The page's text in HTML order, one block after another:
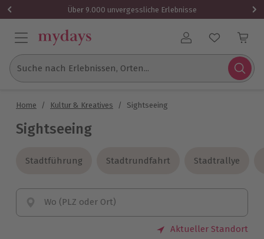
Über 9.000 unvergessliche Erlebnisse
Benutzerkonto
Suche nach Erlebnissen, Orten...
Home / Kultur & Kreatives / Sightseeing
Sightseeing
Stadtführung
Stadtführung Stadtrundfahrt
Stadtrundfahrt Stadtrallye
Stadtrallye
Wo (PLZ oder Ort)
Aktueller Standort